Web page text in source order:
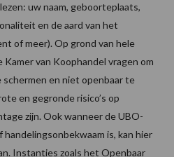
uw naam, geboorteplaats,
en de aard van het
of meer). Op grond van hele
van Koophandel vragen om
en niet openbaar te
en gegronde risico’s op
zijn. Ook wanneer de UBO-
is, kan hier
Instanties zoals het Openbaar